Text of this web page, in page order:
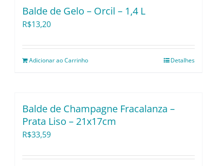
Balde de Gelo – Orcil – 1,4 L
R$13,20
Adicionar ao Carrinho Detalhes
Balde de Champagne Fracalanza –
Prata Liso – 21x17cm
R$33,59